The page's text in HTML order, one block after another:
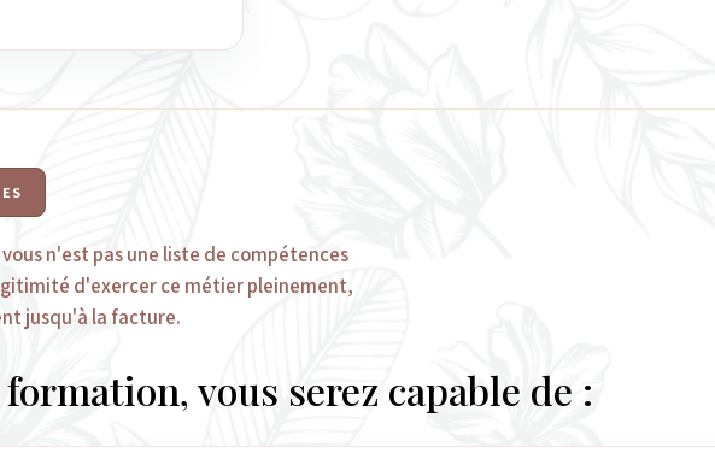
n'est pas une liste de compétences
d'exercer ce métier pleinement,
jusqu'à la facture.
vous serez capable de :